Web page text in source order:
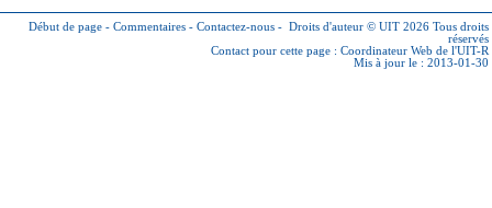
Début de page - Commentaires - Contactez-nous - Droits d'auteur © UIT 2026 Tous droits
réservés
Contact pour cette page : Coordinateur Web de l'UIT-R
Mis à jour le : 2013-01-30